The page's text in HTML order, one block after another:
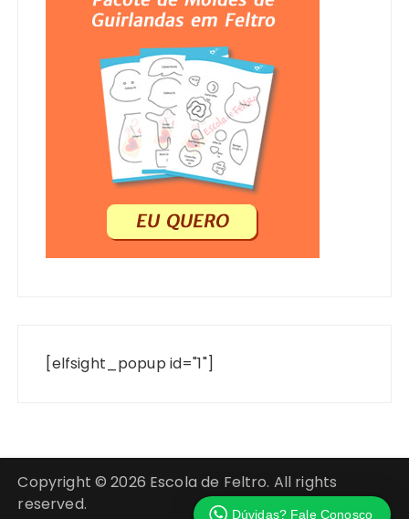
[elfsight_popup id="1"]
Copyright © 2026 Escola de Feltro. All rights
reserved.
Dúvidas? Fale Conosco